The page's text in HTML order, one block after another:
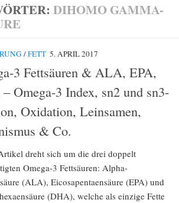
DIHOMO GAMMA-
/FETT 5. APRIL 2017
3 Fettsäuren & ALA, EPA,
Omega-3 Index, sn2 und sn3-
Oxidation, Leinsamen,
& Co.
dreht sich um die drei doppelt
Omega-3 Fettsäuren: Alpha-
(ALA), Eicosapentaensäure (EPA) und
(DHA), welche als einzige Fette